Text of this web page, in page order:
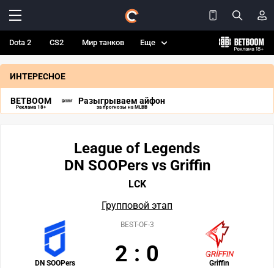
Dota 2 CS2 Мир танков Еще
ИНТЕРЕСНОЕ
BETBOOM
Реклама 18+
Разыгрываем айфон
за прогнозы на MLBB
League of Legends
DN SOOPers vs Griffin
LCK
Групповой этап
DN SOOPers Griffin
BEST-OF-3
2 : 0